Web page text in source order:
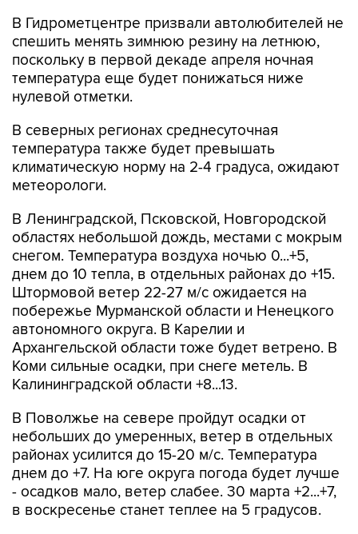
В Гидрометцентре призвали автолюбителей не
спешить менять зимнюю резину на летнюю,
поскольку в первой декаде апреля ночная
температура еще будет понижаться ниже
нулевой отметки.
В северных регионах среднесуточная
температура также будет превышать
климатическую норму на 2-4 градуса, ожидают
метеорологи.
В Ленинградской, Псковской, Новгородской
областях небольшой дождь, местами с мокрым
снегом. Температура воздуха ночью 0...+5,
днем до 10 тепла, в отдельных районах до +15.
Штормовой ветер 22-27 м/с ожидается на
побережье Мурманской области и Ненецкого
автономного округа. В Карелии и
Архангельской области тоже будет ветрено. В
Коми сильные осадки, при снеге метель. В
Калининградской области +8...13.
В Поволжье на севере пройдут осадки от
небольших до умеренных, ветер в отдельных
районах усилится до 15-20 м/с. Температура
днем до +7. На юге округа погода будет лучше
- осадков мало, ветер слабее. 30 марта +2...+7,
в воскресенье станет теплее на 5 градусов.